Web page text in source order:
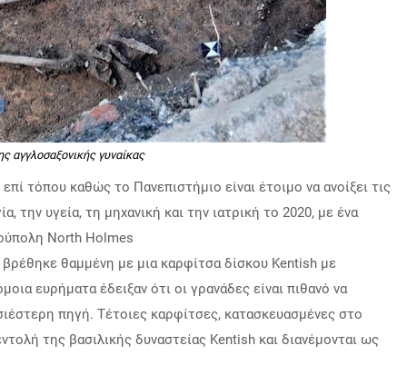
αγγλοσαξονικής γυναίκας
τόπου καθώς το Πανεπιστήμιο είναι έτοιμο να ανοίξει τις
την υγεία, τη μηχανική και την ιατρική το 2020, με ένα
North Holmes
βρέθηκε θαμμένη με μια καρφίτσα δίσκου Kentish με
ευρήματα έδειξαν ότι οι γρανάδες είναι πιθανό να
πηγή. Τέτοιες καρφίτσες, κατασκευασμένες στο
της βασιλικής δυναστείας Kentish και διανέμονται ως